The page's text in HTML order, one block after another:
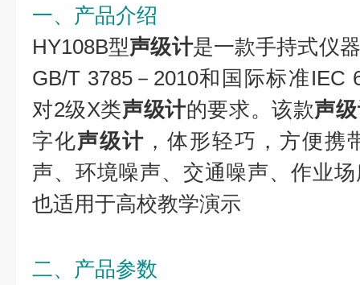
一、产品介绍
HY108B型声级计是一款手持式仪
GB/T 3785－2010和国际标准IEC
对2级X类声级计的要求。该款声
字化声级计 ，体形轻巧，方便携
声、环境噪声、交通噪声、作业
也适用于高校教学演示
二、产品参数